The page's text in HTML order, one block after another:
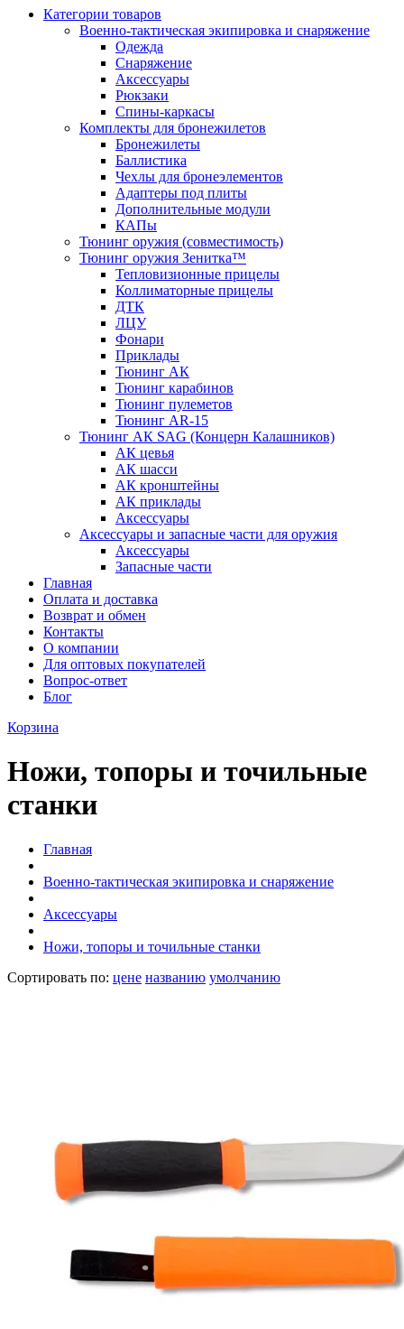
Категории товаров
Военно-тактическая экипировка и снаряжение
Одежда
Снаряжение
Аксессуары
Рюкзаки
Спины-каркасы
Комплекты для бронежилетов
Бронежилеты
Баллистика
Чехлы для бронеэлементов
Адаптеры под плиты
Дополнительные модули
КАПы
Тюнинг оружия (совместимость)
Тюнинг оружия Зенитка™
Тепловизионные прицелы
Коллиматорные прицелы
ДТК
ЛЦУ
Фонари
Приклады
Тюнинг АК
Тюнинг карабинов
Тюнинг пулеметов
Тюнинг AR-15
Тюнинг АК SAG (Концерн Калашников)
АК цевья
АК шасси
АК кронштейны
АК приклады
Аксессуары
Аксессуары и запасные части для оружия
Аксессуары
Запасные части
Главная
Оплата и доставка
Возврат и обмен
Контакты
О компании
Для оптовых покупателей
Вопрос-ответ
Блог
Корзина
Ножи, топоры и точильные
станки
Главная
Военно-тактическая экипировка и снаряжение
Аксессуары
Ножи, топоры и точильные станки
Сортировать по: цене названию умолчанию